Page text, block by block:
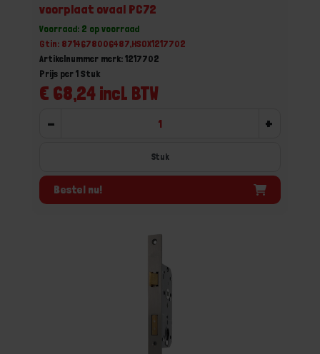
voorplaat ovaal PC72
Voorraad: 2 op voorraad
Gtin: 8714678006487,HSOX1217702
Artikelnummer merk: 1217702
€ 68,24 incl. BTW
Prijs per 1 Stuk
- +
Stuk
Bestel nu!